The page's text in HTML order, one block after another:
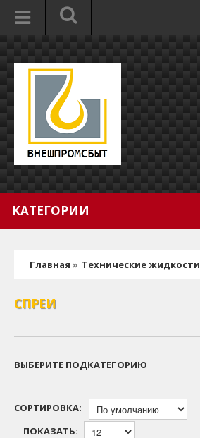
КАТЕГОРИИ
Главная » Технические жидкости
СПРЕИ
ВЫБЕРИТЕ ПОДКАТЕГОРИЮ
СОРТИРОВКА:
ПОКАЗАТЬ: